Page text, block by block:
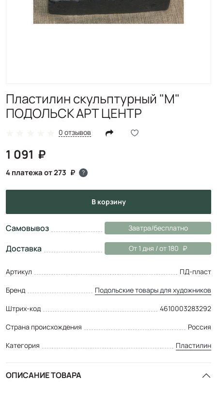
Пластилин скульптурный "М"
ПОДОЛЬСК АРТ ЦЕНТР
0 отзывов
1 091
4 платежа от 273 ?
в корзину
Самовывоз Завтра/бесплатно
Доставка От 1 дня / от 180
Артикул
ПД-пласт
Бренд
Подольские товары для художников
Штрих-код
4610003283292
Страна происхождения
Россия
Категория
Пластилин
ОПИСАНИЕ ТОВАРА